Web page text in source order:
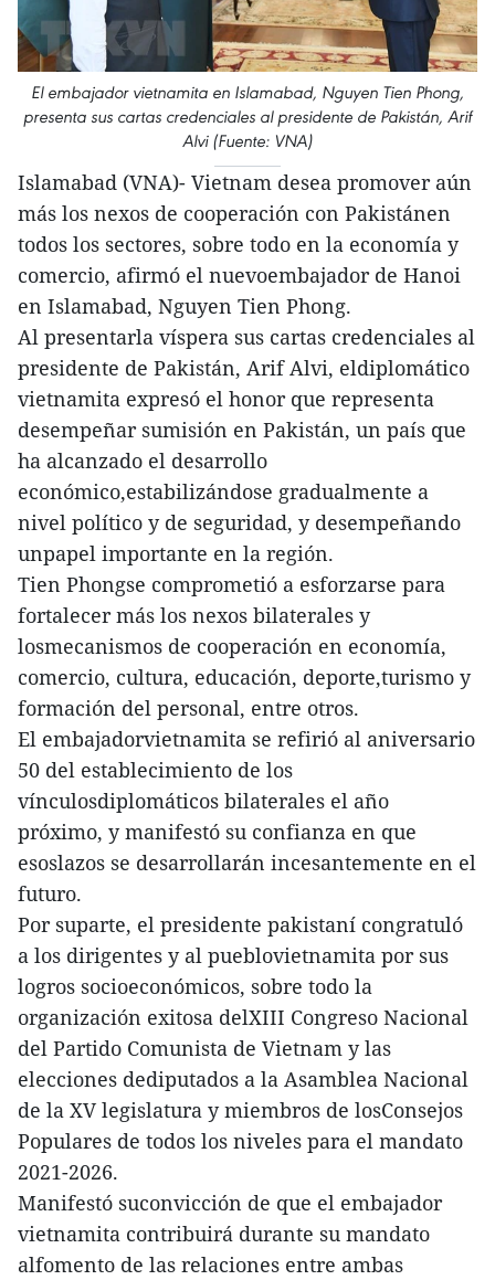
El embajador vietnamita en Islamabad, Nguyen Tien Phong,
presenta sus cartas credenciales al presidente de Pakistán, Arif
Alvi (Fuente: VNA)
Islamabad (VNA)- Vietnam desea promover aún
más los nexos de cooperación con Pakistánen
todos los sectores, sobre todo en la economía y
comercio, afirmó el nuevoembajador de Hanoi
en Islamabad, Nguyen Tien Phong.
Al presentarla víspera sus cartas credenciales al
presidente de Pakistán, Arif Alvi, eldiplomático
vietnamita expresó el honor que representa
desempeñar sumisión en Pakistán, un país que
ha alcanzado el desarrollo
económico,estabilizándose gradualmente a
nivel político y de seguridad, y desempeñando
unpapel importante en la región.
Tien Phongse comprometió a esforzarse para
fortalecer más los nexos bilaterales y
losmecanismos de cooperación en economía,
comercio, cultura, educación, deporte,turismo y
formación del personal, entre otros.
El embajadorvietnamita se refirió al aniversario
50 del establecimiento de los
vínculosdiplomáticos bilaterales el año
próximo, y manifestó su confianza en que
esoslazos se desarrollarán incesantemente en el
futuro.
Por suparte, el presidente pakistaní congratuló
a los dirigentes y al pueblovietnamita por sus
logros socioeconómicos, sobre todo la
organización exitosa delXIII Congreso Nacional
del Partido Comunista de Vietnam y las
elecciones dediputados a la Asamblea Nacional
de la XV legislatura y miembros de losConsejos
Populares de todos los niveles para el mandato
2021-2026.
Manifestó suconvicción de que el embajador
vietnamita contribuirá durante su mandato
alfomento de las relaciones entre ambas